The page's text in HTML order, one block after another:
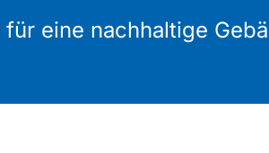
eine nachhaltige